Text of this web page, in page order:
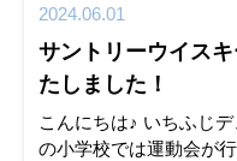
2024.06.01
サントリーウイス
たしました！
こんにちは♪ いちふじ
の小学校では運動会が